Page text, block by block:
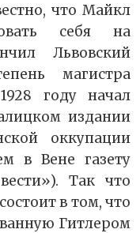
что Майкл
себя на
Львовский
магистра
году начал
издании
оккупации
в Вене газету
Так что
в том, что
Гитлером